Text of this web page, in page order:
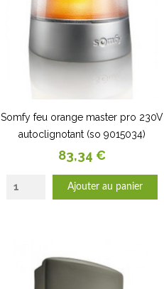
Somfy feu orange master pro 230V
autoclignotant (so 9015034)
Prix
83,34 €
Ajouter au panier